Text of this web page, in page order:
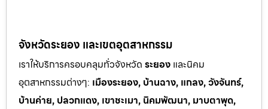
จังหวัดระยอง และเขตอุตสาหกรรม
เราให้บริการครอบคลุมทั่วจังหวัด ระยอง และนิคม
อุตสาหกรรมต่างๆ: เมืองระยอง, บ้านฉาง, แกลง, วังจันทร์,
บ้านค่าย, ปลวกแดง, เขาชะเมา, นิคมพัฒนา, มาบตาพุด,